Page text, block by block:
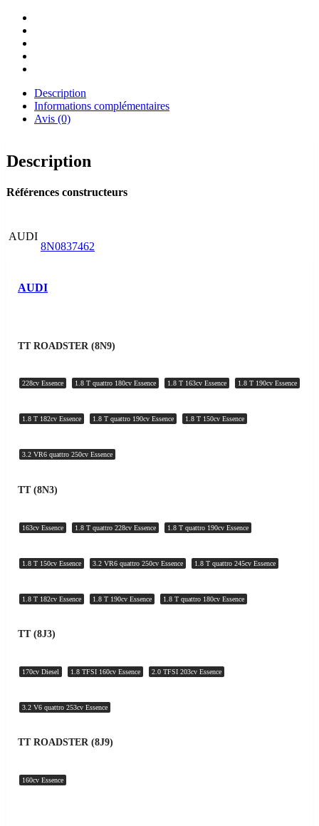
Description
Informations complémentaires
Avis (0)
Description
Références constructeurs
AUDI
8N0837462
AUDI
TT ROADSTER (8N9)
228cv Essence 1.8 T quattro 180cv Essence 1.8 T 163cv Essence 1.8 T 190cv Essence
1.8 T 182cv Essence 1.8 T quattro 190cv Essence 1.8 T 150cv Essence
3.2 VR6 quattro 250cv Essence
TT (8N3)
163cv Essence 1.8 T quattro 228cv Essence 1.8 T quattro 190cv Essence
1.8 T 150cv Essence 3.2 VR6 quattro 250cv Essence 1.8 T quattro 245cv Essence
1.8 T 182cv Essence 1.8 T 190cv Essence 1.8 T quattro 180cv Essence
TT (8J3)
170cv Diesel 1.8 TFSI 160cv Essence 2.0 TFSI 203cv Essence
3.2 V6 quattro 253cv Essence
TT ROADSTER (8J9)
160cv Essence